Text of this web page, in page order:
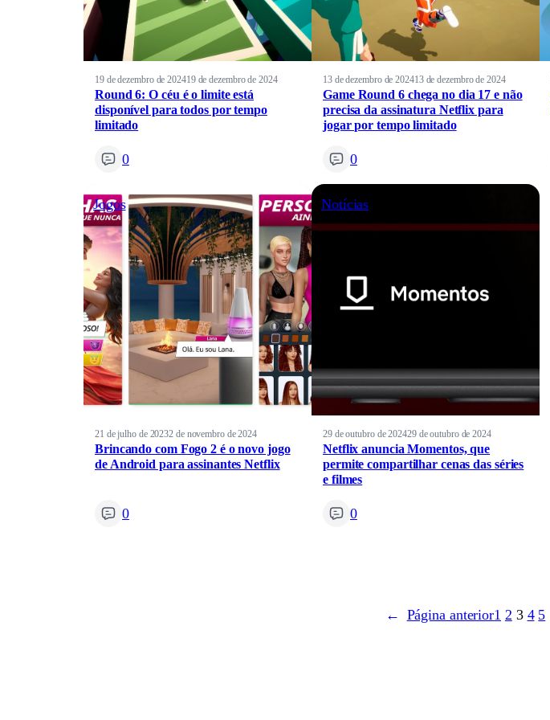
19 de dezembro de 202419 de dezembro de 2024
Round 6: O céu é o limite está
disponível para todos por tempo
limitado
0
13 de dezembro de 202413 de dezembro de 2024
Game Round 6 chega no dia 17 e não
precisa da assinatura Netflix para
jogar por tempo limitado
0
Jogos
21 de julho de 20232 de novembro de 2024
Brincando com Fogo 2 é o novo jogo
de Android para assinantes Netflix
0
Notícias
29 de outubro de 202429 de outubro de 2024
Netflix anuncia Momentos, que
permite compartilhar cenas das séries
e filmes
0
← Página anterior1 2 3 4 5